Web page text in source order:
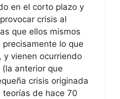
en el corto plazo y
crisis al
que ellos mismos
lo que
y vienen ocurriendo
anterior que
crisis originada
teorías de hace 70